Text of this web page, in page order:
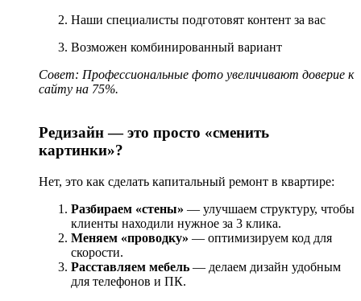
Наши специалисты подготовят контент за вас
Возможен комбинированный вариант
Совет: Профессиональные фото увеличивают доверие к
сайту на 75%.
Редизайн — это просто «сменить
картинки»?
Нет, это как сделать капитальный ремонт в квартире:
Разбираем «стены» — улучшаем структуру, чтобы
клиенты находили нужное за 3 клика.
Меняем «проводку» — оптимизируем код для
скорости.
Расставляем мебель — делаем дизайн удобным
для телефонов и ПК.